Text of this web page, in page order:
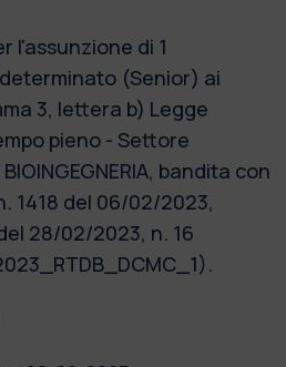
l'assunzione di 1
(Senior) ai
3, lettera b) Legge
pieno - Settore
bandita con
1418 del 06/02/2023,
28/02/2023, n. 16